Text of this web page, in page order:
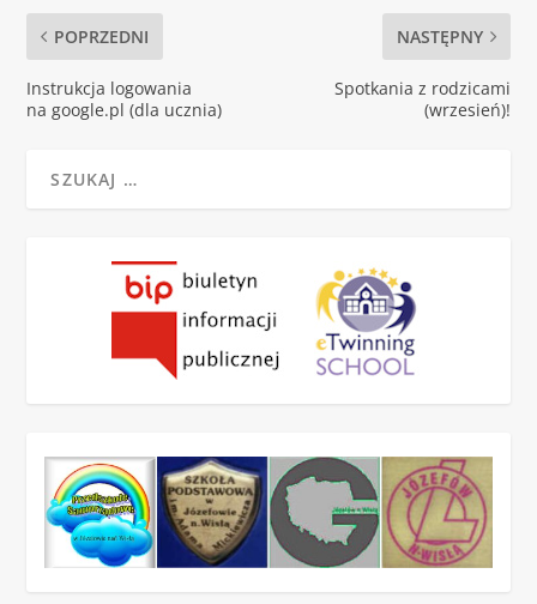
POPRZEDNI
Instrukcja logowania
na google.pl (dla ucznia)
NASTĘPNY
Spotkania z rodzicami
(wrzesień)!